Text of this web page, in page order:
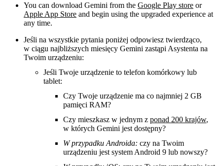
You can download Gemini from the Google Play store or
Apple App Store and begin using the upgraded experience at
any time.
Jeśli na wszystkie pytania poniżej odpowiesz twierdząco,
w ciągu najbliższych miesięcy Gemini zastąpi Asystenta na
Twoim urządzeniu:
Jeśli Twoje urządzenie to telefon komórkowy lub
tablet:
Czy Twoje urządzenie ma co najmniej 2 GB
pamięci RAM?
Czy mieszkasz w jednym z ponad 200 krajów,
w których Gemini jest dostępny?
W przypadku Androida: czy na Twoim
urządzeniu jest system Android 9 lub nowszy?